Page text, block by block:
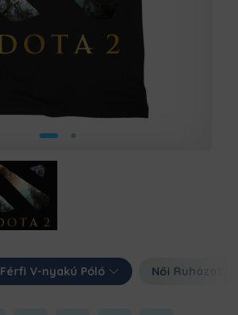
Férfi V-nyakú Póló Női Ruházat